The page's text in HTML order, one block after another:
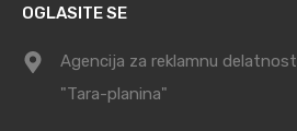
OGLASITE SE
Agencija za reklamnu delatnost
"Tara-planina"